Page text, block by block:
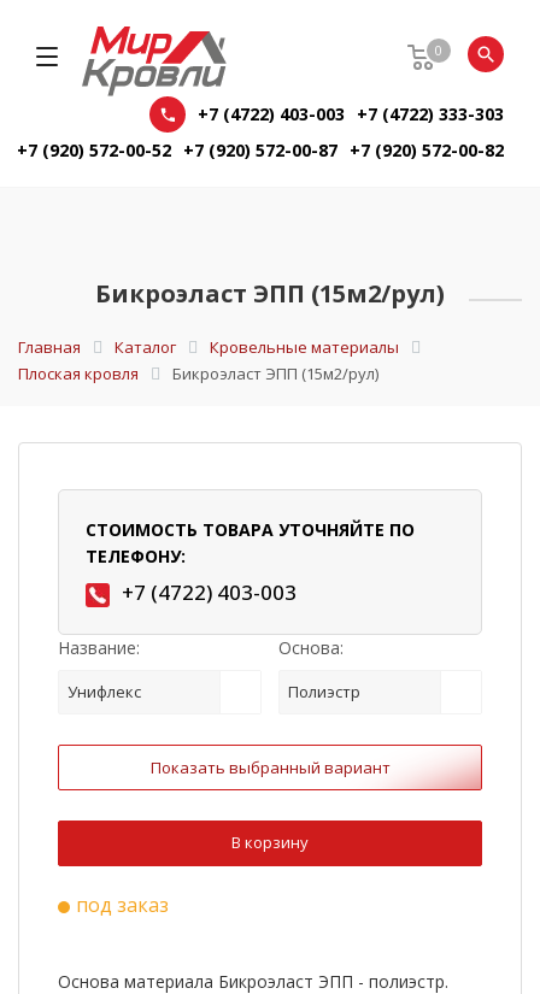
0
+7 (4722) 403-003
+7 (4722) 333-303
+7 (920) 572-00-52 +7 (920) 572-00-87 +7 (920) 572-00-82
Бикроэласт ЭПП (15м2/рул)
Главная Каталог
Кровельные материалы
Плоская кровля
Бикроэласт ЭПП (15м2/рул)
СТОИМОСТЬ ТОВАРА УТОЧНЯЙТЕ ПО
ТЕЛЕФОНУ:
+7 (4722) 403-003
Название:
Унифлекс
Основа:
Полиэстр
Показать выбранный вариант
В корзину
под заказ
Основа материала Бикроэласт ЭПП - полиэстр.